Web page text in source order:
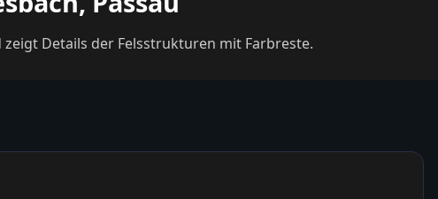
zeigt Details der Felsstrukturen mit Farbreste.